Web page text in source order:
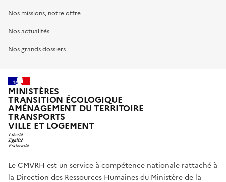
Nos missions, notre offre
Nos actualités
Nos grands dossiers
MINISTÈRES
TRANSITION ÉCOLOGIQUE
AMÉNAGEMENT DU TERRITOIRE
TRANSPORTS
VILLE ET LOGEMENT
Le CMVRH est un service à compétence nationale rattaché à
la Direction des Ressources Humaines du Ministère de la